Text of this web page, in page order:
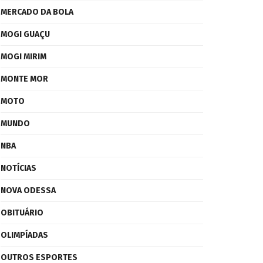
MERCADO DA BOLA
MOGI GUAÇU
MOGI MIRIM
MONTE MOR
MOTO
MUNDO
NBA
NOTÍCIAS
NOVA ODESSA
OBITUÁRIO
OLIMPÍADAS
OUTROS ESPORTES